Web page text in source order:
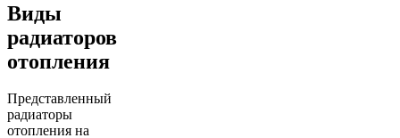
Виды
радиаторов
отопления
Представленный
радиаторы
отопления на